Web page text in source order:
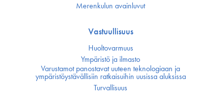
Merenkulun avainluvut
Vastuullisuus
Huoltovarmuus
Ympäristö ja ilmasto
Varustamot panostavat uuteen teknologiaan ja
ympäristöystävällisiin ratkaisuihin uusissa aluksissa
Turvallisuus